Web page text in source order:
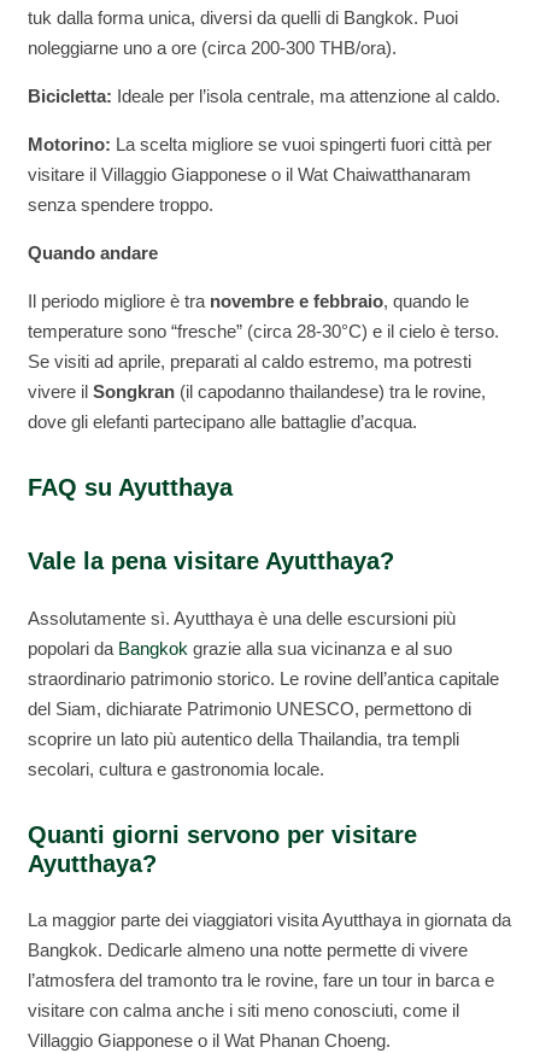
tuk dalla forma unica, diversi da quelli di Bangkok. Puoi
noleggiarne uno a ore (circa 200-300 THB/ora).
Bicicletta: Ideale per l’isola centrale, ma attenzione al caldo.
Motorino: La scelta migliore se vuoi spingerti fuori città per
visitare il Villaggio Giapponese o il Wat Chaiwatthanaram
senza spendere troppo.
Quando andare
Il periodo migliore è tra novembre e febbraio, quando le
temperature sono “fresche” (circa 28-30°C) e il cielo è terso.
Se visiti ad aprile, preparati al caldo estremo, ma potresti
vivere il Songkran(il capodanno thailandese) tra le rovine,
dove gli elefanti partecipano alle battaglie d’acqua.
FAQ su Ayutthaya
Vale la pena visitare Ayutthaya?
Assolutamente sì. Ayutthaya è una delle escursioni più
popolari da Bangkok grazie alla sua vicinanza e al suo
straordinario patrimonio storico. Le rovine dell’antica capitale
del Siam, dichiarate Patrimonio UNESCO, permettono di
scoprire un lato più autentico della Thailandia, tra templi
secolari, cultura e gastronomia locale.
Quanti giorni servono per visitare
Ayutthaya?
La maggior parte dei viaggiatori visita Ayutthaya in giornata da
Bangkok. Dedicarle almeno una notte permette di vivere
l’atmosfera del tramonto tra le rovine, fare un tour in barca e
visitare con calma anche i siti meno conosciuti, come il
Villaggio Giapponese o il Wat Phanan Choeng.